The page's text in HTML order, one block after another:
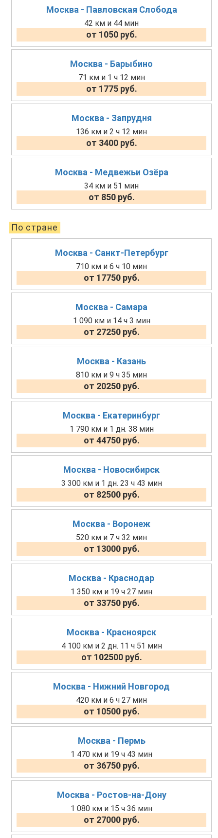
Москва - Павловская Слобода
42 км и 44 мин
от 1050 руб.
Москва - Барыбино
71 км и 1 ч 12 мин
от 1775 руб.
Москва - Запрудня
136 км и 2 ч 12 мин
от 3400 руб.
Москва - Медвежьи Озёра
34 км и 51 мин
от 850 руб.
По стране
Москва - Санкт-Петербург
710 км и 6 ч 10 мин
от 17750 руб.
Москва - Самара
1 090 км и 14 ч 3 мин
от 27250 руб.
Москва - Казань
810 км и 9 ч 35 мин
от 20250 руб.
Москва - Екатеринбург
1 790 км и 1 дн. 38 мин
от 44750 руб.
Москва - Новосибирск
3 300 км и 1 дн. 23 ч 43 мин
от 82500 руб.
Москва - Воронеж
520 км и 7 ч 32 мин
от 13000 руб.
Москва - Краснодар
1 350 км и 19 ч 27 мин
от 33750 руб.
Москва - Красноярск
4 100 км и 2 дн. 11 ч 51 мин
от 102500 руб.
Москва - Нижний Новгород
420 км и 6 ч 27 мин
от 10500 руб.
Москва - Пермь
1 470 км и 19 ч 43 мин
от 36750 руб.
Москва - Ростов-на-Дону
1 080 км и 15 ч 36 мин
от 27000 руб.